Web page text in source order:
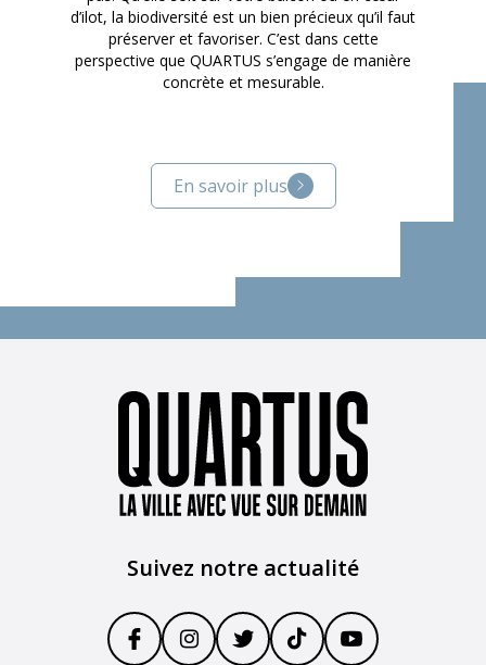
d’ilot, la biodiversité est un bien précieux qu’il faut
préserver et favoriser. C’est dans cette
perspective que QUARTUS s’engage de manière
concrète et mesurable.
En savoir plus
Suivez notre actualité